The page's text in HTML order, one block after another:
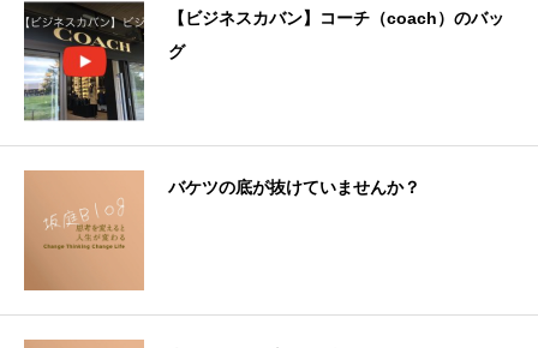
【ビジネスカバン】コーチ（coach）のバッ
グ
バケツの底が抜けていませんか？